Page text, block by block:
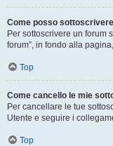
Come posso
Per sottoscrivere un forum
forum”, in fondo alla
Top
Come cancello le mie
Per cancellare le tue
Utente e seguire i
Top